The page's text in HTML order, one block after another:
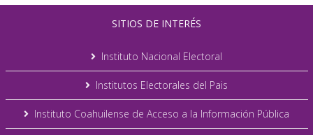
SITIOS DE INTERÉS
Instituto Nacional Electoral
Institutos Electorales del Pais
Instituto Coahuilense de Acceso a la Información Pública